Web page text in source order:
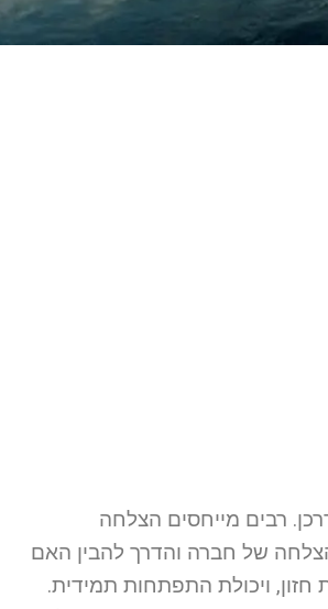
רבים מייחסים הצלחה
של חברה והדרך להבין האם
ויכולת התפתחות תמידית.